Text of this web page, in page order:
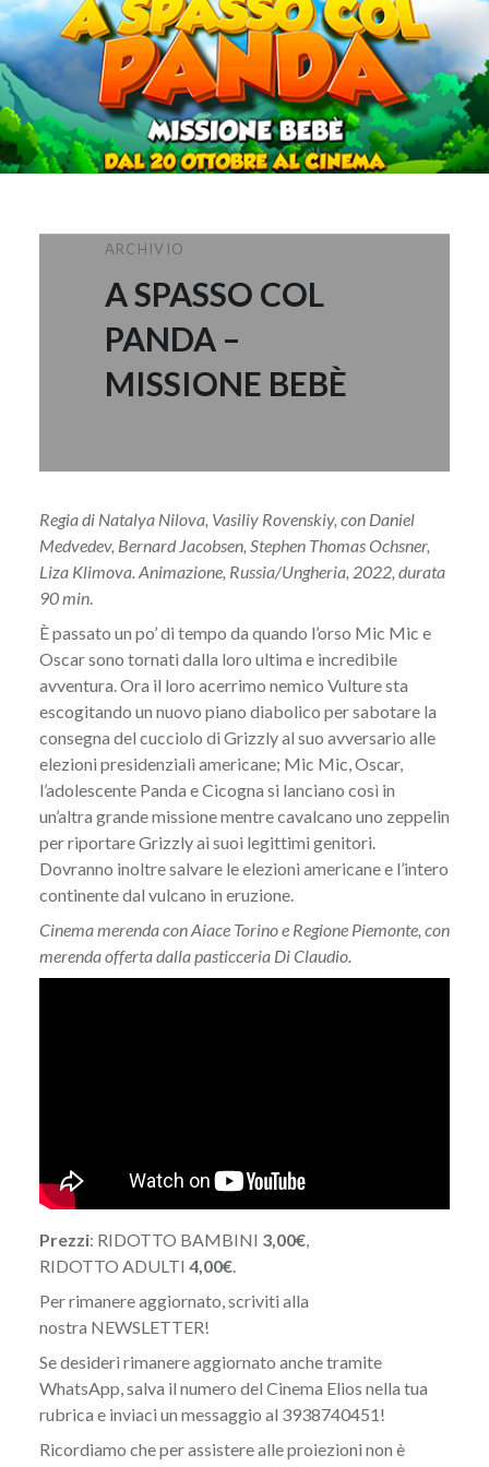
ARCHIVIO
A SPASSO COL
PANDA –
MISSIONE BEBÈ
Regia di Natalya Nilova, Vasiliy Rovenskiy, con Daniel
Medvedev, Bernard Jacobsen, Stephen Thomas Ochsner,
Liza Klimova. Animazione, Russia/Ungheria, 2022, durata
90 min.
È passato un po’ di tempo da quando l’orso Mic Mic e
Oscar sono tornati dalla loro ultima e incredibile
avventura. Ora il loro acerrimo nemico Vulture sta
escogitando un nuovo piano diabolico per sabotare la
consegna del cucciolo di Grizzly al suo avversario alle
elezioni presidenziali americane; Mic Mic, Oscar,
l’adolescente Panda e Cicogna si lanciano così in
un’altra grande missione mentre cavalcano uno zeppelin
per riportare Grizzly ai suoi legittimi genitori.
Dovranno inoltre salvare le elezioni americane e l’intero
continente dal vulcano in eruzione.
Cinema merenda con Aiace Torino e Regione Piemonte, con
merenda offerta dalla pasticceria Di Claudio.
Prezzi: RIDOTTO BAMBINI 3,00€,
RIDOTTO ADULTI 4,00€.
Per rimanere aggiornato, scriviti alla
nostra NEWSLETTER!
Se desideri rimanere aggiornato anche tramite
WhatsApp, salva il numero del Cinema Elios nella tua
rubrica e inviaci un messaggio al 3938740451!
Ricordiamo che per assistere alle proiezioni non è